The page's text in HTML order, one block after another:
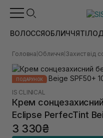
ВОЛОССЯОБЛИЧЧЯТІЛО
Головна Обличчя Захист від
ПОДАРУНОК
IS CLINICAL
Крем
Eclipse PerfecTint
3 330₴